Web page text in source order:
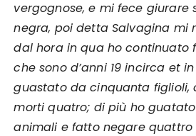
vergognose, e mi fece giurare
negra, poi detta Salvagina mi
dal hora in qua ho continuato
che sono d’anni 19 incirca et
guastato da cinquanta figlioli,
morti quatro; di più ho
animali e fatto negare quattro